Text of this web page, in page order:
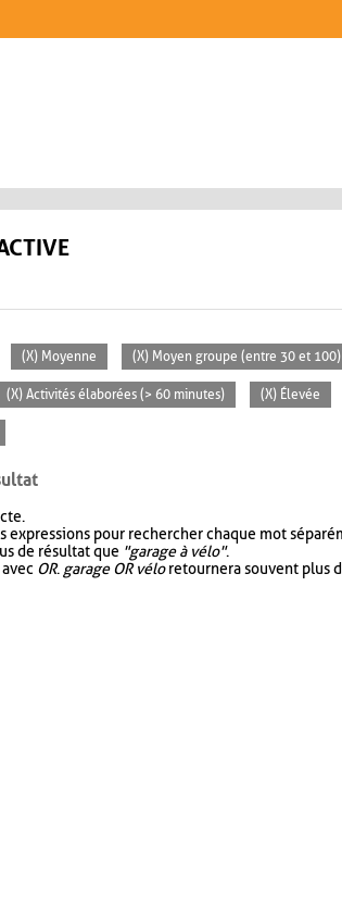
(X) Moyenne (X) Moyen groupe (entre 30 et 100)
(X) Activités élaborées (> 60 minutes) (X) Élevée
expressions pour rechercher chaque mot
de résultat que "garage à vélo".
OR. garage OR véloretournera souvent plus